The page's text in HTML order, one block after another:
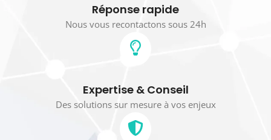
Réponse rapide
Nous vous recontactons sous 24h
Expertise & Conseil
Des solutions sur mesure à vos enjeux